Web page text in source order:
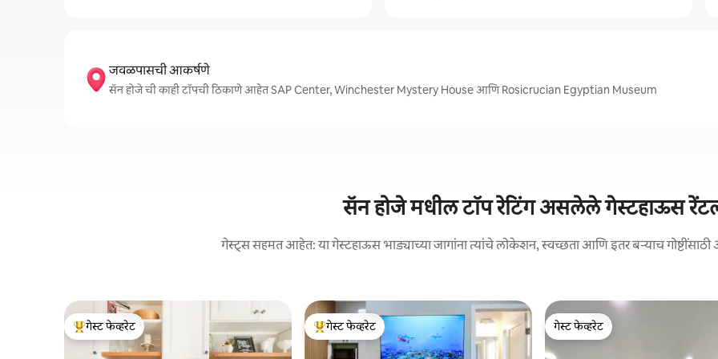
जवळपासची आकर्षणे
सॅन होजे ची काही टॉपची ठिकाणे आहेत SAP Center, Winchester Mystery House आणि Rosicrucian Egyptian Museum
सॅन होजे मधील टॉप रेटिंग असलेले गेस्टहाऊस
गेस्ट्स सहमत आहेत: या गेस्टहाऊस भाड्याच्या जागांना त्यांचे लोकेशन, स्वच्छता आणि इतर बऱ्याच
टॉप गेस्ट फेव्हरेट
गेस्ट फेव्हरेट
टॉप गेस्ट फेव्हरेट
गेस्ट फेव्हरेट
गेस्ट फेव्हरेट
गेस्ट फेव्हरेट